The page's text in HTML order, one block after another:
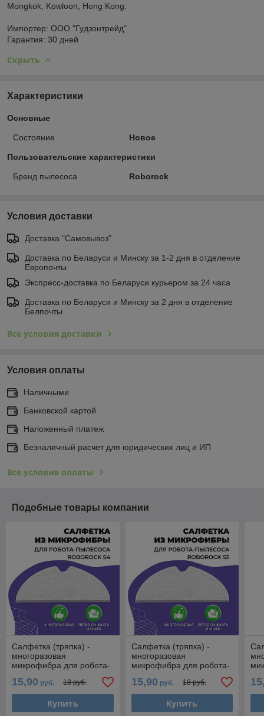
Mongkok, Kowloon, Hong Kong.
Импортер: ООО "Гудзонтрейд"
Гарантия: 30 дней
Скрыть
Характеристики
Основные
Состояние Новое
Пользовательские характеристики
Бренд пылесоса Roborock
Условия доставки
Доставка "Самовывоз"
Доставка по Беларуси и Минску за 1-2 дня в отделение
Европочты
Экспресс-доставка по Беларуси курьером за 24 часа
Доставка по Беларуси и Минску за 2 дня в отделение
Белпочты
Все условия доставки
Условия оплаты
Наличными
Банковской картой
Наложенный платеж
Безналичный расчет для юридических лиц и ИП
Все условия оплаты
Подобные товары компании
Салфетка (тряпка) -
многоразовая
микрофибра для робота-
558072
15,90 руб. 18 руб.
Купить
Салфетка (тряпка) -
многоразовая
микрофибра для робота-
558073
15,90 руб. 18 руб.
Купить